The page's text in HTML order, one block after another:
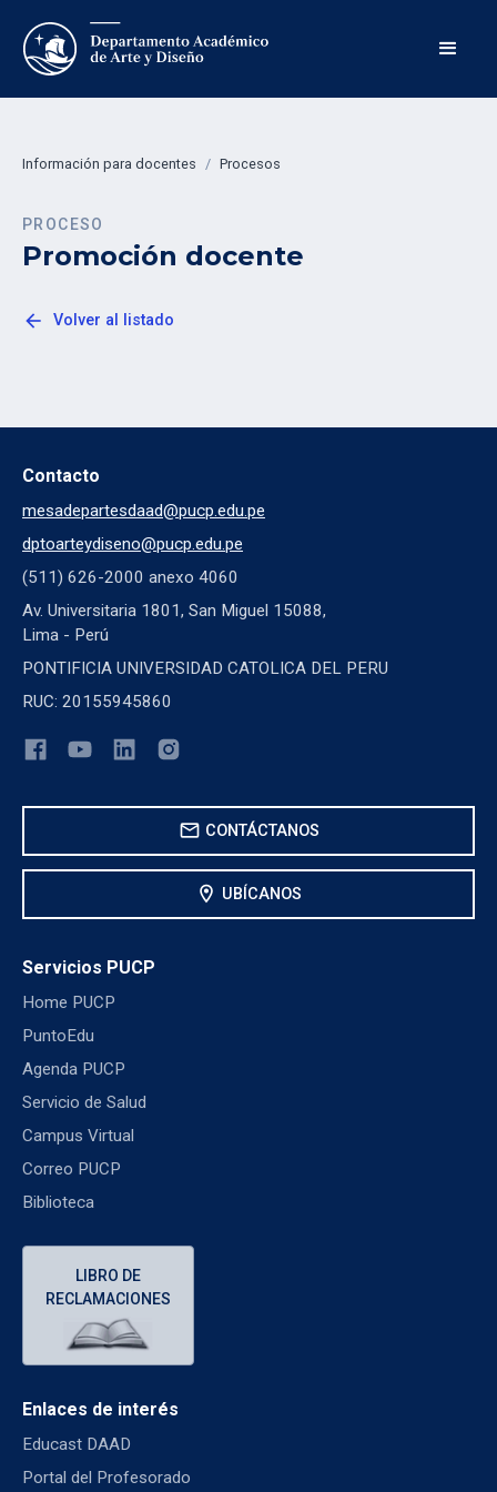
Información para docentes / Procesos
PROCESO
Promoción docente
arrow_back Volver al listado
Contacto
mesadepartesdaad@pucp.edu.pe
dptoarteydiseno@pucp.edu.pe
(511) 626-2000 anexo 4060
Av. Universitaria 1801, San Miguel 15088,
Lima - Perú
PONTIFICIA UNIVERSIDAD CATOLICA DEL PERU
RUC: 20155945860
mail CONTÁCTANOS
location_on UBÍCANOS
Servicios PUCP
Home PUCP
PuntoEdu
Agenda PUCP
Servicio de Salud
Campus Virtual
Correo PUCP
Biblioteca
LIBRO DE
RECLAMACIONES
Enlaces de interés
Educast DAAD
Portal del Profesorado